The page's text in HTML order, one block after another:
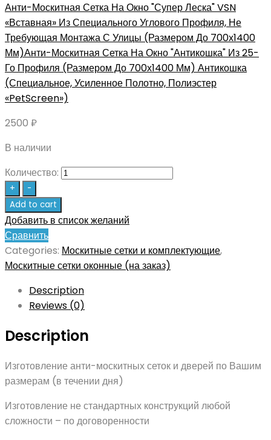
Анти-Москитная Сетка На Окно "Супер Леска" VSN
«Вставная» Из Специального Углового Профиля, Не
Требующая Монтажа С Улицы (Размером До 700х1400
Мм)Анти-Москитная Сетка На Окно "Антикошка" Из 25-
Го Профиля (Размером До 700х1400 Мм) Антикошка
(Специальное, Усиленное Полотно, Полиэстер
«PetScreen»)
2500 ₽
В наличии
Количество:
+
-
Add to cart
Добавить в список желаний
Сравнить
Categories: Москитные сетки и комплектующие,
Москитные сетки оконные (на заказ)
Description
Reviews (0)
Description
Изготовление анти-москитных сеток и дверей по Вашим
размерам (в течении дня)
Изготовление не стандартных конструкций любой
сложности – по договоренности